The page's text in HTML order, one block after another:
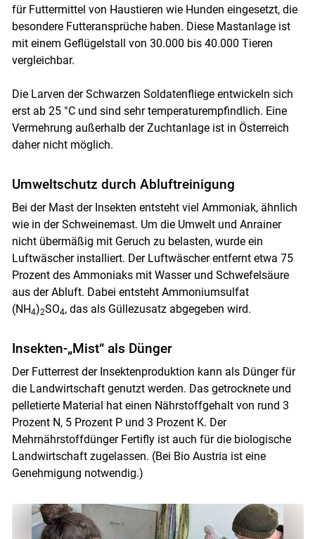
für Futtermittel von Haustieren wie Hunden eingesetzt, die
besondere Futteransprüche haben. Diese Mastanlage ist
mit einem Geflügelstall von 30.000 bis 40.000 Tieren
vergleichbar.
Die Larven der Schwarzen Soldatenfliege entwickeln sich
erst ab 25 °C und sind sehr temperaturempfindlich. Eine
Vermehrung außerhalb der Zuchtanlage ist in Österreich
daher nicht möglich.
Umweltschutz durch Abluftreinigung
Bei der Mast der Insekten entsteht viel Ammoniak, ähnlich
wie in der Schweinemast. Um die Umwelt und Anrainer
nicht übermäßig mit Geruch zu belasten, wurde ein
Luftwäscher installiert. Der Luftwäscher entfernt etwa 75
Prozent des Ammoniaks mit Wasser und Schwefelsäure
aus der Abluft. Dabei entsteht Ammoniumsulfat
(NH4)2SO4, das als Güllezusatz abgegeben wird.
Insekten-„Mist“ als Dünger
Der Futterrest der Insektenproduktion kann als Dünger für
die Landwirtschaft genutzt werden. Das getrocknete und
pelletierte Material hat einen Nährstoffgehalt von rund 3
Prozent N, 5 Prozent P und 3 Prozent K. Der
Mehrnährstoffdünger Fertifly ist auch für die biologische
Landwirtschaft zugelassen. (Bei Bio Austria ist eine
Genehmigung notwendig.)